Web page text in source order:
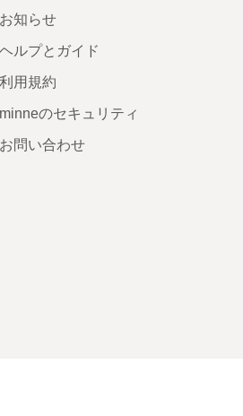
お知らせ
ヘルプとガイド
利用規約
minneのセキュリティ
お問い合わせ